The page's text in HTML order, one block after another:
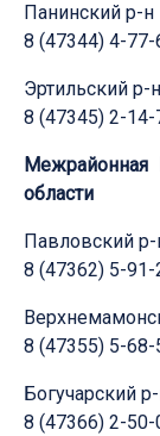
Панинский р-н
8 (47344) 4-77-
Эртильский р-н
8 (47345) 2-14-
области
Павловский
8 (47362) 5-91-
8 (47355) 5-68-
Богучарский
8 (47366) 2-50-